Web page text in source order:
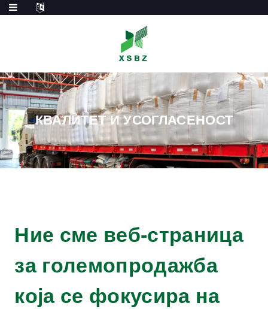
КВАЛИТЕТ И УСОГЛАСЕНОСТ
Ние сме веб-страница
за големопродажба
која се фокусира на